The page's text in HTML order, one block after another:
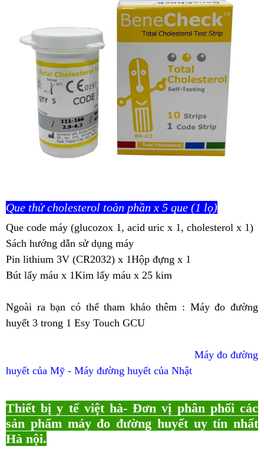
Que thử cholesterol toàn phần x 5 que (1 lọ)
Que code máy (glucozox 1, acid uric x 1, cholesterol x 1)
Sách hướng dẫn sử dụng máy
Pin lithium 3V (CR2032) x 1Hộp đựng x 1
Bút lấy máu x 1Kim lấy máu x 25 kim
Ngoài ra bạn có thể tham khảo thêm : Máy đo đường
huyết 3 trong 1 Esy Touch GCU
Máy đo đường
huyết của Mỹ - Máy đường huyết của Nhật
Thiết bị y tế việt hà- Đơn vị phân phối các
sản phẩm máy đo đường huyết uy tín nhất
Hà nội.